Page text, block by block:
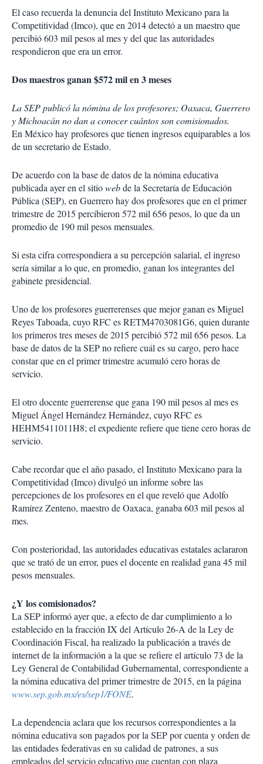
El caso recuerda la denuncia del Instituto Mexicano para la
Competitividad (Imco), que en 2014 detectó a un maestro que
percibió 603 mil pesos al mes y del que las autoridades
respondieron que era un error.
Dos maestros ganan $572 mil en 3 meses
La SEP publicó la nómina de los profesores; Oaxaca, Guerrero
y Michoacán no dan a conocer cuántos son comisionados.
En México hay profesores que tienen ingresos equiparables a los
de un secretario de Estado.
De acuerdo con la base de datos de la nómina educativa
publicada ayer en el sitiowebde la Secretaría de Educación
Pública (SEP), en Guerrero hay dos profesores que en el primer
trimestre de 2015 percibieron 572 mil 656 pesos, lo que da un
promedio de 190 mil pesos mensuales.
Si esta cifra correspondiera a su percepción salarial, el ingreso
sería similar a lo que, en promedio, ganan los integrantes del
gabinete presidencial.
Uno de los profesores guerrerenses que mejor ganan es Miguel
Reyes Taboada, cuyo RFC es RETM4703081G6, quien durante
los primeros tres meses de 2015 percibió 572 mil 656 pesos. La
base de datos de la SEP no refiere cuál es su cargo, pero hace
constar que en el primer trimestre acumuló cero horas de
servicio.
El otro docente guerrerense que gana 190 mil pesos al mes es
Miguel Ángel Hernández Hernández, cuyo RFC es
HEHM5411011H8; el expediente refiere que tiene cero horas de
servicio.
Cabe recordar que el año pasado, el Instituto Mexicano para la
Competitividad (Imco) divulgó un informe sobre las
percepciones de los profesores en el que reveló que Adolfo
Ramírez Zenteno, maestro de Oaxaca, ganaba 603 mil pesos al
mes.
Con posterioridad, las autoridades educativas estatales aclararon
que se trató de un error, pues el docente en realidad gana 45 mil
pesos mensuales.
¿Y los comisionados?
La SEP informó ayer que, a efecto de dar cumplimiento a lo
establecido en la fracción IX del Artículo 26-A de la Ley de
Coordinación Fiscal, ha realizado la publicación a través de
internet de la información a la que se refiere el artículo 73 de la
Ley General de Contabilidad Gubernamental, correspondiente a
la nómina educativa del primer trimestre de 2015, en la página
www.sep.gob.mx/es/sep1/FONE.
La dependencia aclara que los recursos correspondientes a la
nómina educativa son pagados por la SEP por cuenta y orden de
las entidades federativas en su calidad de patrones, a sus
empleados del servicio educativo que cuentan con plaza